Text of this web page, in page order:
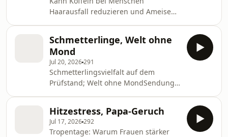
Haarausfall reduzieren und Ameisen
Schmetterlinge, Welt ohne
Mond
Jul 20, 2026291
Schmetterlingsvielfalt auf dem
Prüfstand; Welt ohne MondSendung
Hitzestress, Papa-Geruch
Jul 17, 2026292
Tropentage: Warum Frauen stärker